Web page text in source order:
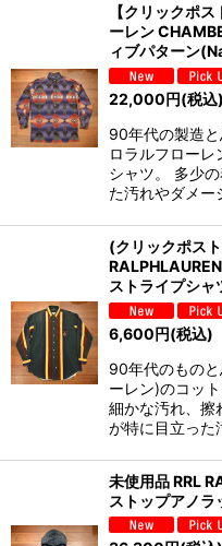
【クリックポ
ーレン
ィブパターン
22,000円(税込)
90年代の製造
ロラルフローレ
シャツ。 多少
た汚れやダメ
(クリックポス
ストライプシ
6,600円(税込)
90年代のもの
ーレン)のコッ
細かな汚れ、擦
が特に目立った
未使用品 RRL
ストップアノ